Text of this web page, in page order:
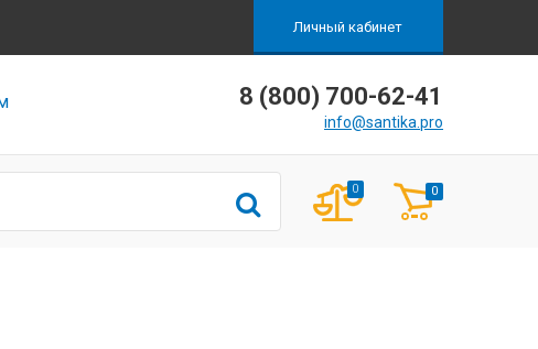
Личный кабинет
8 (800) 700-62-41
info@santika.pro
0 0